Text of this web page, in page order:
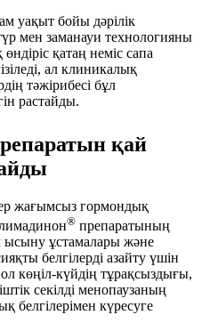
уақыт бойы дәрілік
мен заманауи технологияны
қатаң неміс сапа
ал клиникалық
тәжірибесі бұл
растайды.
қай
жағымсыз гормондық
® препаратының
ұстамалары және
белгілерді азайту үшін
көңіл-күйдің тұрақсыздығы,
секілді менопаузаның
белгілерімен күресуге